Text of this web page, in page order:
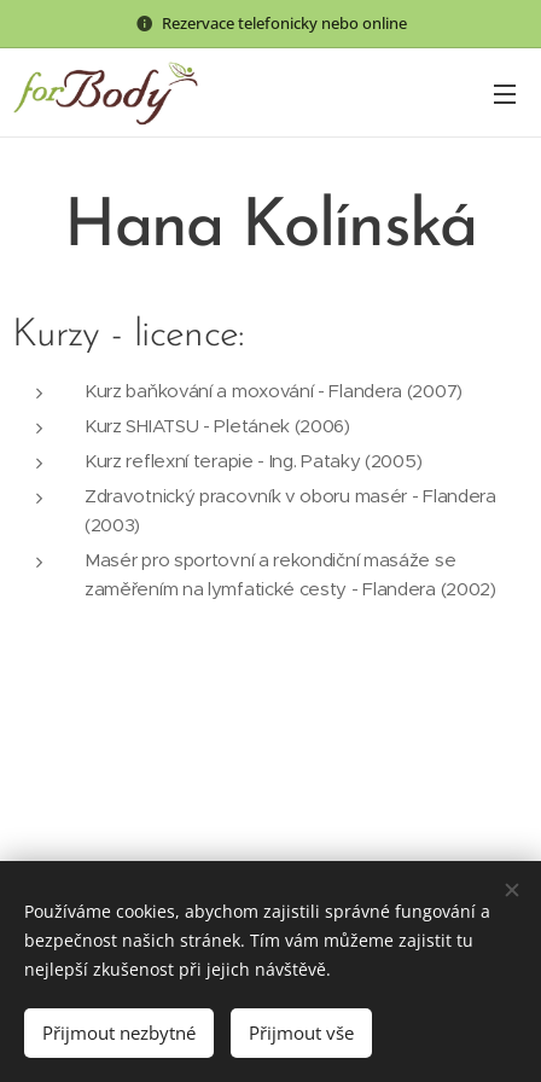
Rezervace telefonicky nebo online
Hana Kolínská
Kurzy - licence:
Kurz baňkování a moxování - Flandera (2007)
Kurz SHIATSU - Pletánek (2006)
Kurz reflexní terapie - Ing. Pataky (2005)
Zdravotnický pracovník v oboru masér - Flandera
(2003)
Masér pro sportovní a rekondiční masáže se
zaměřením na lymfatické cesty - Flandera (2002)
© 2025 Centrum pohybu a zdraví, Sedláčkova 472/6, Písek, 397 01
Ochrana osobních údajů
Cookies
Používáme cookies, abychom zajistili správné fungování a
bezpečnost našich stránek. Tím vám můžeme zajistit tu
nejlepší zkušenost při jejich návštěvě.
Přijmout nezbytné Přijmout vše